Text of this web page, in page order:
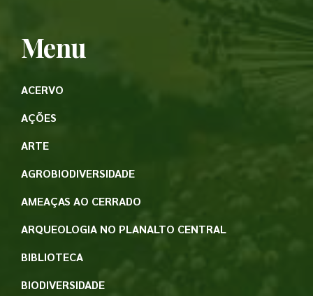
Menu
ACERVO
AÇÕES
ARTE
AGROBIODIVERSIDADE
AMEAÇAS AO CERRADO
ARQUEOLOGIA NO PLANALTO CENTRAL
BIBLIOTECA
BIODIVERSIDADE